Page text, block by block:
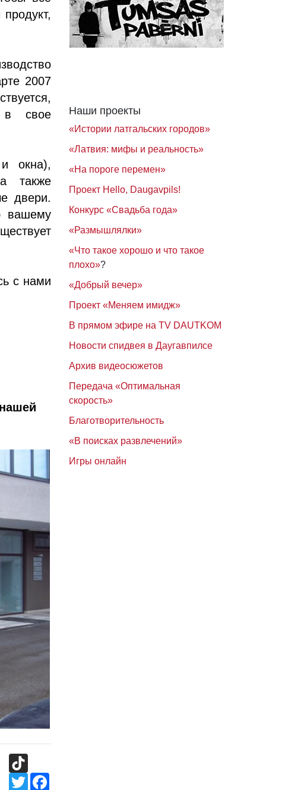
2007
в свое
окна),
а также
двери.
вашему
с нами
TikTok
TwitterFacebook
Наши проекты
«Истории латгальских городов»
«Латвия: мифы и реальность»
«На пороге перемен»
Проект Hello, Daugavpils!
Конкурс «Свадьба года»
«Размышлялки»
«Что такое хорошо и что такое
плохо»?
«Добрый вечер»
Проект «Меняем имидж»
В прямом эфире на TV DAUTKOM
Новости спидвея в Даугавпилсе
Архив видеосюжетов
Передача «Оптимальная
скорость»
Благотворительность
«В поисках развлечений»
Игры онлайн